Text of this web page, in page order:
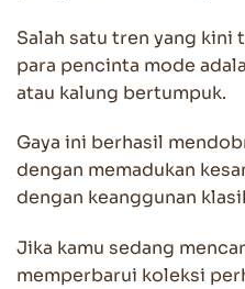
Salah satu tren yang kini
para pencinta mode
atau kalung bertumpuk.
Gaya ini berhasil
dengan memadukan
dengan keanggunan
Jika kamu sedang
memperbarui koleksi